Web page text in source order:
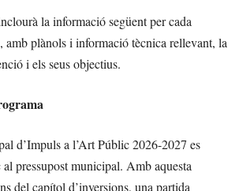
la informació següent per cada
amb plànols i informació tècnica rellevant, la
i els seus objectius.
d’Impuls a l’Art Públic 2026-2027 es
pressupost municipal. Amb aquesta
del capítol d’inversions, una partida